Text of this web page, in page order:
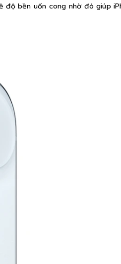
độ bền uốn cong nhờ đó giúp